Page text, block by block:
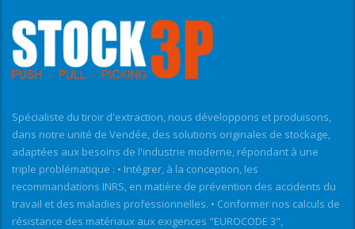
Spécialiste du tiroir d'extraction, nous développons et produisons,
dans notre unité de Vendée, des solutions originales de stockage,
adaptées aux besoins de l'industrie moderne, répondant à une
triple problématique : • Intégrer, à la conception, les
recommandations INRS, en matière de prévention des accidents du
travail et des maladies professionnelles. • Conformer nos calculs de
résistance des matériaux aux exigences "EUROCODE 3",